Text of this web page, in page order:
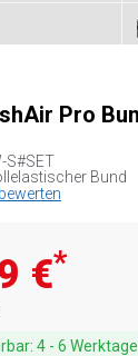
Pro
S#SET
Bund
€*
: 4- 6 Werktage